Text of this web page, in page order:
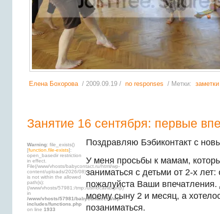
Елена Бохорова / 2009.09.19 / no responses / Метки:
Занятие 16 сентября: первые
Warning: file_exists()
[function.file-exists]:
open_basedir restriction
in effect.
File(/www/vhosts/babycontact.ru/html/wp-
content/uploads/2026/08)
is not within the allowed
path(s):
(/www/vhosts/57981:/tmp:/usr/local/lib/php)
in
/www/vhosts/57981/babycontact.ru/wp-
includes/functions.php
on line 1933
Поздравляю Бэбиконтакт с
У меня просьбы к мамам,
заниматься с детьми от 2-х
пожалуйста Ваши впечатления.
моему сыну 2 и месяц, а
позаниматься.